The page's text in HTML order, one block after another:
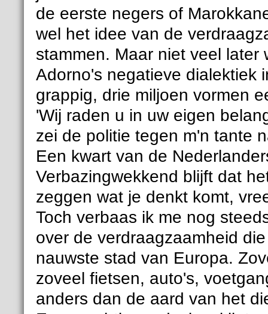
de eerste negers of
wel het idee van de
stammen. Maar niet veel
Adorno's negatieve dialektiek
grappig, drie miljoen vormen
'Wij raden u in uw eigen
zei de politie tegen m'n tante
Een kwart van de
Verbazingwekkend blijft dat
zeggen wat je denkt komt,
Toch verbaas ik me nog
over de verdraagzaamheid
nauwste stad van Europa.
zoveel fietsen, auto's,
anders dan de aard van het